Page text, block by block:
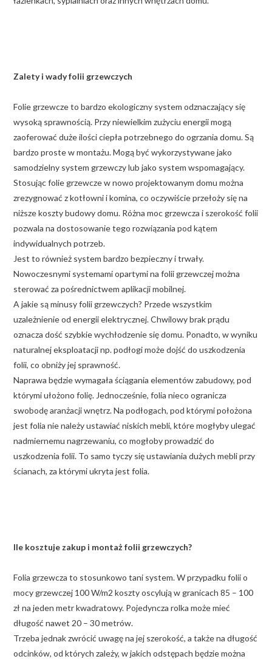
Zalety i wady folii grzewczych
Folie grzewcze to bardzo ekologiczny system odznaczający się
wysoką sprawnością. Przy niewielkim zużyciu energii mogą
zaoferować duże ilości ciepła potrzebnego do ogrzania domu. Są
bardzo proste w montażu. Mogą być wykorzystywane jako
samodzielny system grzewczy lub jako system wspomagający.
Stosując folie grzewcze w nowo projektowanym domu można
zrezygnować z kotłowni i komina, co oczywiście przełoży się na
niższe koszty budowy domu. Różna moc grzewcza i szerokość folii
pozwala na dostosowanie tego rozwiązania pod kątem
indywidualnych potrzeb.
Jest to również system bardzo bezpieczny i trwały.
Nowoczesnymi systemami opartymi na folii grzewczej można
sterować za pośrednictwem aplikacji mobilnej.
A jakie są minusy folii grzewczych? Przede wszystkim
uzależnienie od energii elektrycznej. Chwilowy brak prądu
oznacza dość szybkie wychłodzenie się domu. Ponadto, w wyniku
naturalnej eksploatacji np. podłogi może dojść do uszkodzenia
folii, co obniży jej sprawność.
Naprawa będzie wymagała ściągania elementów zabudowy, pod
którymi ułożono folię. Jednocześnie, folia nieco ogranicza
swobodę aranżacji wnętrz. Na podłogach, pod którymi położona
jest folia nie należy ustawiać niskich mebli, które mogłyby ulegać
nadmiernemu nagrzewaniu, co mogłoby prowadzić do
uszkodzenia folii. To samo tyczy się ustawiania dużych mebli przy
ścianach, za którymi ukryta jest folia.
Ile kosztuje zakup i montaż folii grzewczych?
Folia grzewcza to stosunkowo tani system. W przypadku folii o
mocy grzewczej 100 W/m2 koszty oscylują w granicach 85 – 100
zł na jeden metr kwadratowy. Pojedyncza rolka może mieć
długość nawet 20 – 30 metrów.
Trzeba jednak zwrócić uwagę na jej szerokość, a także na długość
odcinków, od których zależy, w jakich odstępach będzie można